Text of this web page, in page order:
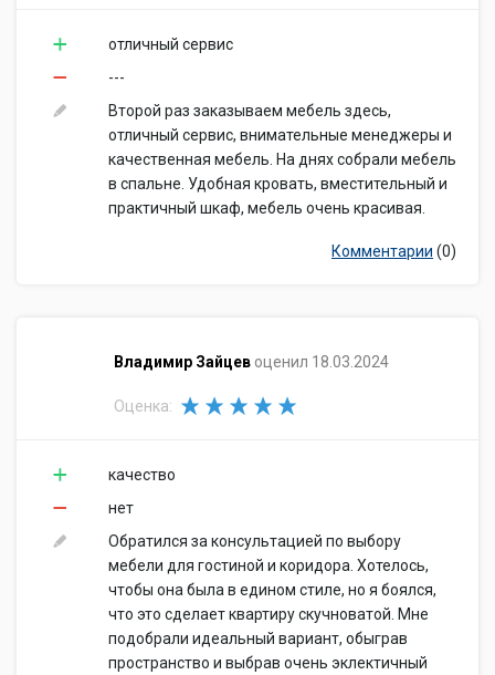
отличный сервис
---
Второй раз заказываем мебель здесь,
отличный сервис, внимательные менеджеры и
качественная мебель. На днях собрали мебель
в спальне. Удобная кровать, вместительный и
практичный шкаф, мебель очень красивая.
Комментарии (0)
​Владимир Зайцев оценил 18.03.2024
Оценка:
качество
нет
Обратился за консультацией по выбору
мебели для гостиной и коридора. Хотелось,
чтобы она была в едином стиле, но я боялся,
что это сделает квартиру скучноватой. Мне
подобрали идеальный вариант, обыграв
пространство и выбрав очень эклектичный